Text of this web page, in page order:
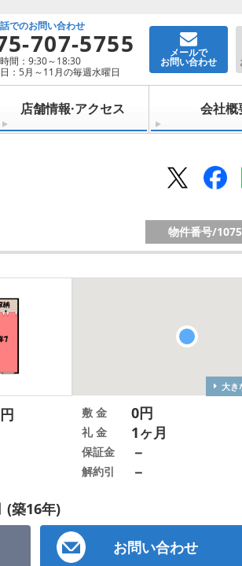
でのお問い合わせ
707-5755
間：9:30～18:30
：5月～11月の毎週水曜日
メールで
お問い合わせ
店舗情報·アクセス 会社概
物件番号/
大き
お問い合わせ
円
(築16年)
敷 金 0円
礼 金 1ヶ月
保証金 －
解約引 －